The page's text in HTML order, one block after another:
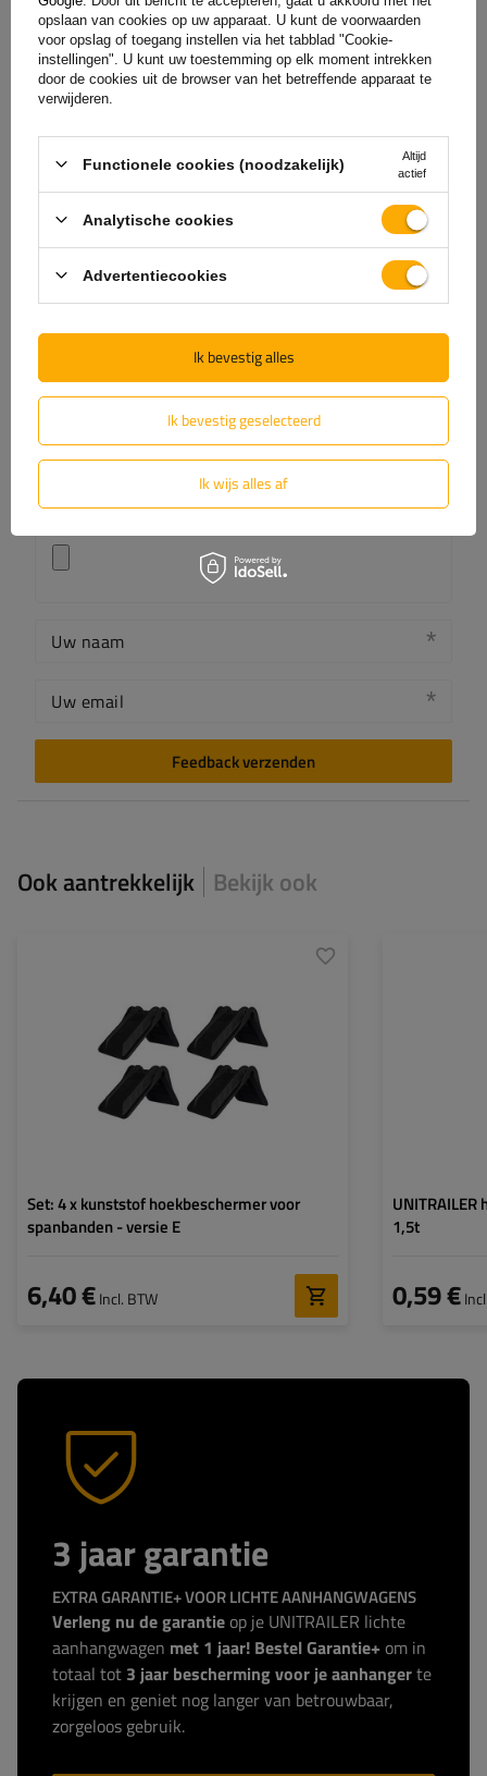
Levering
Stel uw vraag
Beoordelingen(0)
Laat uw mening achter
Uw score:
5/5
De inhoud van uw beoordeling
Uw naam
Uw email
Feedback verzenden
Ook aantrekkelijk Bekijk ook
Set: 4 x kunststof hoekbeschermer voor
spanbanden - versie E
6,40 €Incl. BTW
208,2 mm
153 mm
1,5t
0,59 €
3 jaar garantie
EXTRA GARANTIE+ VOOR LICHTE AANHANGWAGENS
Verleng nu de garantie op je UNITRAILER lichte
aanhangwagen met 1 jaar! Bestel Garantie+ om in
totaal tot 3 jaar bescherming voor je aanhangerte
krijgen en geniet nog langer van betrouwbaar,
zorgeloos gebruik.
opslaan van cookies op uw apparaat. U kunt de voorwaarden
voor opslag of toegang instellen via het tabblad "Cookie-
instellingen". U kunt uw toestemming op elk moment intrekken
door de cookies uit de browser van het betreffende apparaat te
verwijderen.
Functionele cookies (noodzakelijk)
Altijd
actief
Analytische cookies
Advertentiecookies
Ik bevestig geselecteerd
Ik wijs alles af
Ik bevestig alles